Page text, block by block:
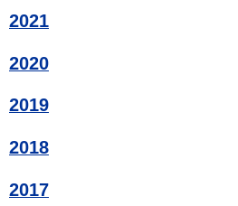
2021
2020
2019
2018
2017